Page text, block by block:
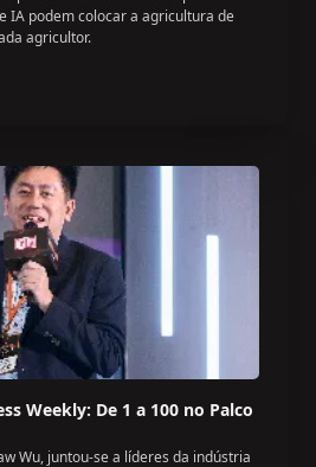
IA podem colocar a agricultura de
agricultor.
Weekly: De 1 a 100 no Palco
Wu, juntou-se a líderes da indústria